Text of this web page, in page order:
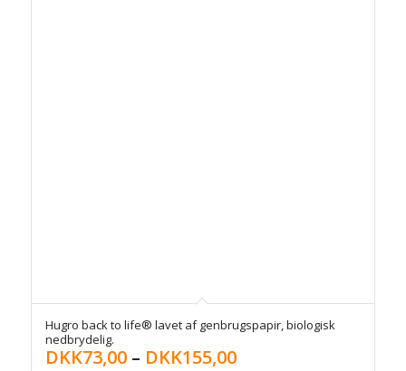
Hugro back to life® lavet af genbrugspapir, biologisk
nedbrydelig.
DKK73,00– DKK155,00